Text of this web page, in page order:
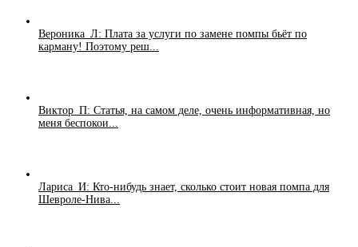
Вероника_Л: Плата за услуги по замене помпы бьёт по
карману! Поэтому реш...
Виктор_П: Статья, на самом деле, очень информативная, но
меня беспокои...
Лариса_И: Кто-нибудь знает, сколько стоит новая помпа для
Шевроле-Нива...